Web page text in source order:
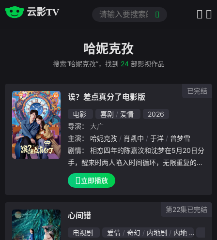
云影TV
哈妮克孜
搜索“哈妮克孜”，找到 24部影视作品
诶？差点真分了电影版
电影 喜剧 爱情
2026
导演：
大广
主演：
哈妮克孜 肖凯中 于洋
曾梦雪
剧情：
手，醒来时两人陷入时间循环，无限重复的一
天。尝试各种方式无果，两人选择在阴差阳错
的寻死之后，终于触发了隐藏的“任务”。两人
山盟，如今成为了重重考验。
立即播放
已完结
心间错
电视剧 爱情 奇幻 内地剧 内地
第22集已完结